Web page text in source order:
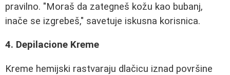
pravilno. "Moraš da zategneš kožu kao bubanj,
inače se izgrebeš," savetuje iskusna korisnica.
4. Depilacione Kreme
Kreme hemijski rastvaraju dlačicu iznad površine